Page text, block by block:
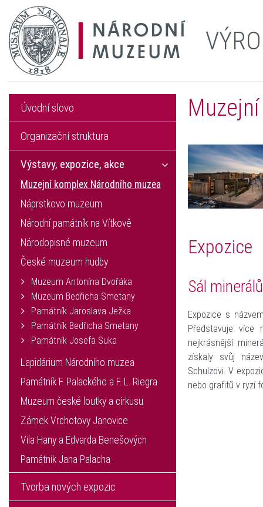
Expozice
Sál minerálů
Expozice s
Představuje více
nejkrásnější
získaly svůj
Schulzovi. V
nebo grafitů v ryzí
Úvodní slovo
Organizační struktura
Výstavy, expozice, akce
Muzejní komplex Národního muzea
Náprstkovo muzeum
Národní památník na Vítkově
Národopisné muzeum
České muzeum hudby
Muzeum Antonína Dvořáka
Muzeum Bedřicha Smetany
Památník Jaroslava Ježka
Památník Bedřicha Smetany
Památník Josefa Suka
Lapidárium Národního muzea
Památník F. Palackého a F. L. Riegra
Muzeum české loutky a cirkusu
Zámek Vrchotovy Janovice
Vila Hany a Edvarda Benešových
Památník Jana Palacha
Tvorba nových expozic